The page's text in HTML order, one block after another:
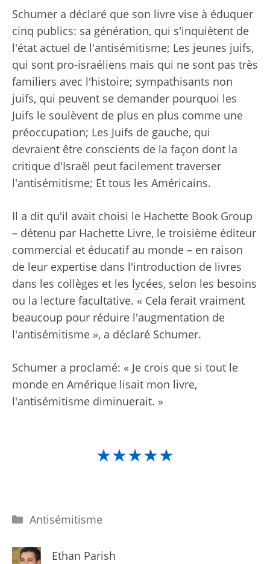
Schumer a déclaré que son livre vise à éduquer
cinq publics: sa génération, qui s'inquiètent de
l'état actuel de l'antisémitisme; Les jeunes juifs,
qui sont pro-israéliens mais qui ne sont pas très
familiers avec l'histoire; sympathisants non
juifs, qui peuvent se demander pourquoi les
Juifs le soulèvent de plus en plus comme une
préoccupation; Les Juifs de gauche, qui
devraient être conscients de la façon dont la
critique d'Israël peut facilement traverser
l'antisémitisme; Et tous les Américains.
Il a dit qu'il avait choisi le Hachette Book Group
– détenu par Hachette Livre, le troisième éditeur
commercial et éducatif au monde – en raison
de leur expertise dans l'introduction de livres
dans les collèges et les lycées, selon les besoins
ou la lecture facultative. « Cela ferait vraiment
beaucoup pour réduire l'augmentation de
l'antisémitisme », a déclaré Schumer.
Schumer a proclamé: « Je crois que si tout le
monde en Amérique lisait mon livre,
l'antisémitisme diminuerait. »
★★★★★
Catégories
Antisémitisme
Ethan Parish